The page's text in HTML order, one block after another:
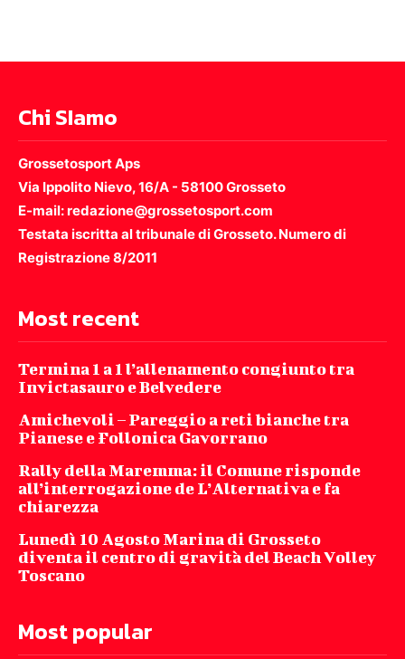
Chi SIamo
Grossetosport Aps
Via Ippolito Nievo, 16/A - 58100 Grosseto
E-mail: redazione@grossetosport.com
Testata iscritta al tribunale di Grosseto. Numero di
Registrazione 8/2011
Most recent
Termina 1 a 1 l’allenamento congiunto tra
Invictasauro e Belvedere
Amichevoli – Pareggio a reti bianche tra
Pianese e Follonica Gavorrano
Rally della Maremma: il Comune risponde
all’interrogazione de L’Alternativa e fa
chiarezza
Lunedì 10 Agosto Marina di Grosseto
diventa il centro di gravità del Beach Volley
Toscano
Most popular